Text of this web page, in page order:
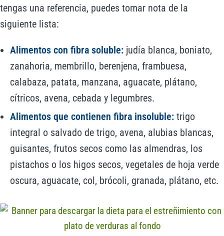
tengas una referencia, puedes tomar nota de la
siguiente lista:
Alimentos con fibra soluble: judía blanca, boniato,
zanahoria, membrillo, berenjena, frambuesa,
calabaza, patata, manzana, aguacate, plátano,
cítricos, avena, cebada y legumbres.
Alimentos que contienen fibra insoluble: trigo
integral o salvado de trigo, avena, alubias blancas,
guisantes, frutos secos como las almendras, los
pistachos o los higos secos, vegetales de hoja verde
oscura, aguacate, col, brócoli, granada, plátano, etc.